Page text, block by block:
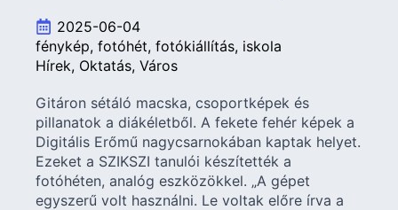
2025-06-04
fénykép fotóhét fotókiállítás iskola
Hírek Oktatás Város
Gitáron sétáló macska, csoportképek és
pillanatok a diákéletből. A fekete fehér képek a
Digitális Erőmű nagycsarnokában kaptak helyet.
Ezeket a SZIKSZI tanulói készítették a
fotóhéten, analóg eszközökkel. „A gépet
egyszerű volt használni. Le voltak előre írva a